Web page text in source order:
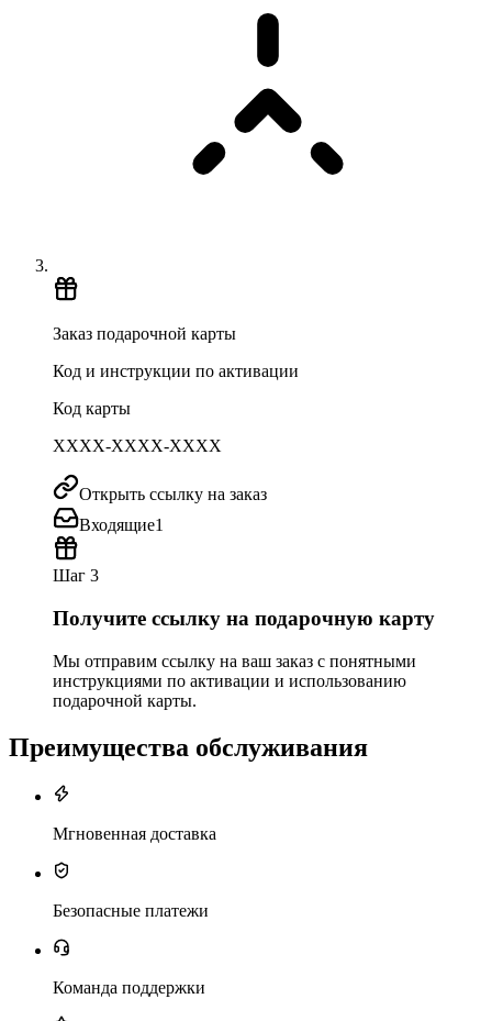
Заказ подарочной карты
Код и инструкции по активации
Код карты
XXXX-XXXX-XXXX
Открыть ссылку на заказ
Входящие1
Шаг 3
Получите ссылку на подарочную карту
Мы отправим ссылку на ваш заказ с понятными
инструкциями по активации и использованию
подарочной карты.
Преимущества обслуживания
Мгновенная доставка
Безопасные платежи
Команда поддержки